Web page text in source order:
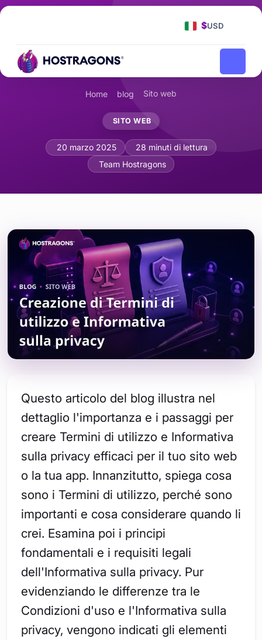
$USD
Home blog Sito web
SITO WEB
Creazione di Termini di utilizzo e
20 marzo 2025
28 minuti di lettura
Team Hostragons
Questo articolo del blog illustra nel
dettaglio l'importanza e i passaggi per
creare Termini di utilizzo e Informativa
sulla privacy efficaci per il tuo sito web
o la tua app. Innanzitutto, spiega cosa
sono i Termini di utilizzo, perché sono
importanti e cosa considerare quando li
crei. Esamina poi i principi
fondamentali e i requisiti legali
dell'Informativa sulla privacy. Pur
evidenziando le differenze tra le
Condizioni d'uso e l'Informativa sulla
privacy, vengono indicati gli elementi